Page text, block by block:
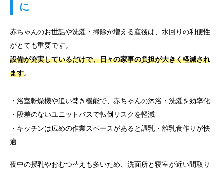
に
赤ちゃんのお世話や洗濯・掃除が増える産後は、水回りの利便性
がとても重要です。
設備が充実しているだけで、日々の家事の負担が大きく軽減され
ます。
・浴室乾燥機や追い焚き機能で、赤ちゃんの沐浴・洗濯を効率化
・段差のないユニットバスで転倒リスクを軽減
・キッチンは広めの作業スペースがあると調乳・離乳食作りが快
適
夜中の授乳やおむつ替えも多いため、洗面所と寝室が近い間取り